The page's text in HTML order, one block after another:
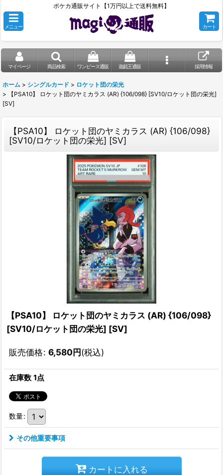
ポケカ通販サイト【1万円以上で送料無料】
メニュー カート
マイページ 商品検索 ワンピース通販 遊戯王通販 採用情報
ホーム > シングルカード > ロケット団の栄光
>
【PSA10】 ロケット団のヤミカラス (AR) {106/098} [SV10/ロケット団の栄光]
[SV]
【PSA10】 ロケット団のヤミカラス (AR) {106/098}
[SV10/ロケット団の栄光] [SV]
【PSA10】 ロケット団のヤミカラス (AR) {106/098}
[SV10/ロケット団の栄光] [SV]
販売価格: 6,580円(税込)
在庫数 1点
数量:
その他重要事項
カートに入れる